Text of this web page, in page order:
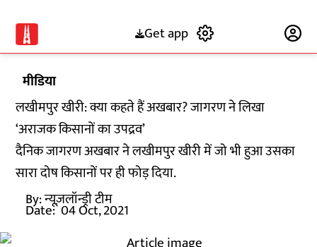
Get app
मीडिया
लखीमपुर खीरी: क्या कहते हैं अखबार? जागरण ने लिखा
‘अराजक किसानों का उपद्रव’
दैनिक जागरण अखबार ने लखीमपुर खीरी में जो भी हुआ उसका
सारा दोष किसानों पर ही फोड़ दिया.
By:न्यूज़लॉन्ड्री टीम
Date: 04 Oct, 2021